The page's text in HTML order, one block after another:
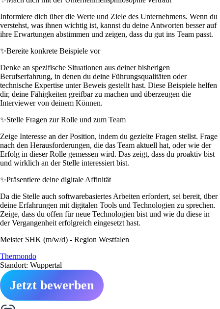
Informiere dich über die Werte und Ziele des Unternehmens. Wenn du
verstehst, was ihnen wichtig ist, kannst du deine Antworten besser auf
ihre Erwartungen abstimmen und zeigen, dass du gut ins Team passt.
✨Bereite konkrete Beispiele vor
Denke an spezifische Situationen aus deiner bisherigen
Berufserfahrung, in denen du deine Führungsqualitäten oder
technische Expertise unter Beweis gestellt hast. Diese Beispiele helfen
dir, deine Fähigkeiten greifbar zu machen und überzeugen die
Interviewer von deinem Können.
✨Stelle Fragen zur Rolle und zum Team
Zeige Interesse an der Position, indem du gezielte Fragen stellst. Frage
nach den Herausforderungen, die das Team aktuell hat, oder wie der
Erfolg in dieser Rolle gemessen wird. Das zeigt, dass du proaktiv bist
und wirklich an der Stelle interessiert bist.
✨Präsentiere deine digitale Affinität
Da die Stelle auch softwarebasiertes Arbeiten erfordert, sei bereit, über
deine Erfahrungen mit digitalen Tools und Technologien zu sprechen.
Zeige, dass du offen für neue Technologien bist und wie du diese in
der Vergangenheit erfolgreich eingesetzt hast.
Meister SHK (m/w/d) - Region Westfalen
Thermondo
Standort: Wuppertal
Jetzt bewerben